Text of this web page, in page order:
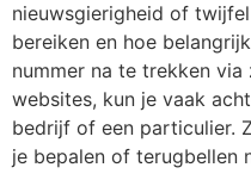
nieuwsgierigheid of
bereiken en hoe
nummer na te trekken
websites, kun je vaak
bedrijf of een particulier.
je bepalen of terugbellen